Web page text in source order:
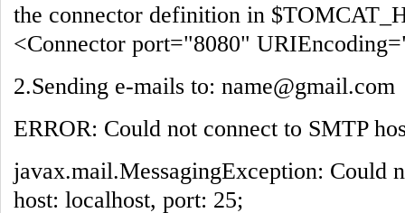
the connector definition in
<Connector port="8080"
2.Sending e-mails to: name@gmail.com
ERROR: Could not connect to SMTP
javax.mail.MessagingException: Could
host: localhost, port: 25;